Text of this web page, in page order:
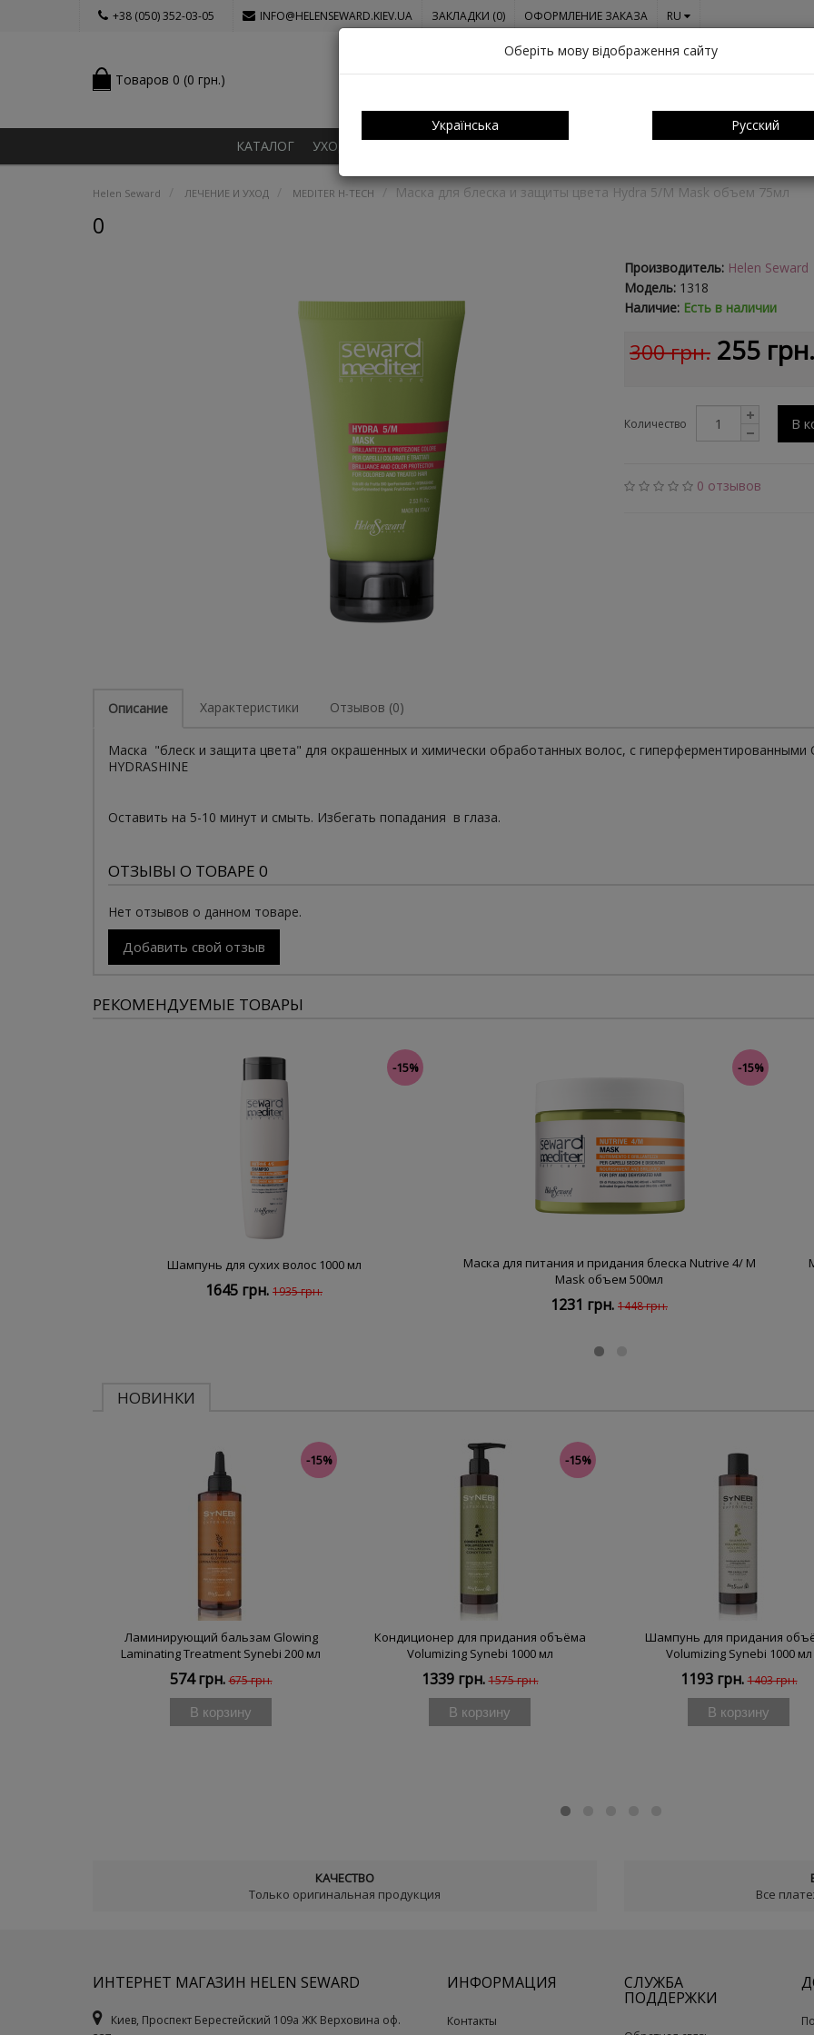
+38 (050) 352-03-05 INFO@HELENSEWARD.KIEV.UA ЗАКЛАДКИ (0) ОФОРМЛЕНИЕ ЗАКАЗА RU
Товаров 0 (0 грн.)
КАТАЛОГ УХОД ЗА ВОЛОСАМИ О НАС СЕРТИФИКАТЫ ОПЛАТА И ДОСТАВКА
Helen Seward ЛЕЧЕНИЕ И УХОД MEDITER H-TECH Маска для блеска и защиты цвета Hydra 5/M Mask объем 75мл
0
Производитель: Helen Seward
Модель: 1318
Наличие: Есть в наличии
300 грн. 255 грн.
Количество В
0 отзывов
Описание Характеристики Отзывов (0)
Маска "блеск и защита цвета" для окрашенных и химически обработанных волос, с
HYDRASHINE
Оставить на 5-10 минут и смыть. Избегать попадания в глаза.
ОТЗЫВЫ О ТОВАРЕ 0
Нет отзывов о данном товаре.
Добавить свой отзыв
РЕКОМЕНДУЕМЫЕ ТОВАРЫ
Шампунь для сухих волос 1000 мл
1645 грн. 1935 грн.
-15%
Маска для питания и придания блеска Nutrive 4/ M
Mask объем 500мл
1231 грн. 1448 грн.
-15%
НОВИНКИ
Ламинирующий бальзам Glowing
Laminating Treatment Synebi 200 мл
574 грн. 675 грн.
-15%
В корзину
Кондиционер для придания объёма
Volumizing Synebi 1000 мл
1339 грн. 1575 грн.
-15%
В корзину
Шампунь для придания
Volumizing Synebi 1000 мл
1193 грн. 1403 грн.
В корзину
КАЧЕСТВО
Только оригинальная продукция
Все
ИНТЕРНЕТ МАГАЗИН HELEN SEWARD
Киев, Проспект Берестейский 109а ЖК Верховина оф.
ИНФОРМАЦИЯ
Контакты
СЛУЖБА
ПОДДЕРЖКИ
Оберіть мову відображення сайту
Українська Русский